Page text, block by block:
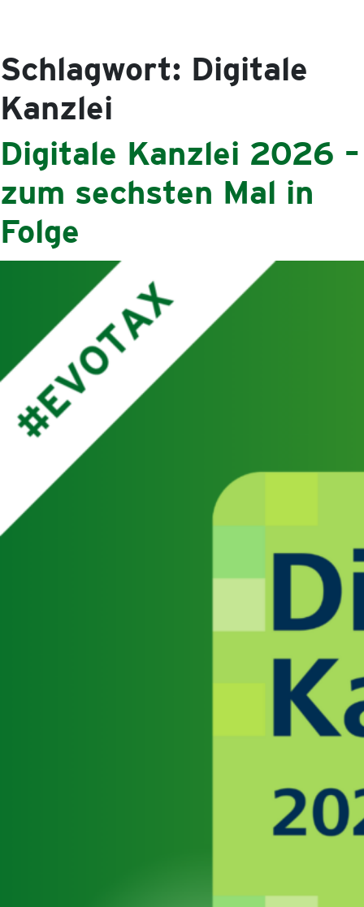
Schlagwort: Digitale
Kanzlei
Digitale Kanzlei 2026 –
zum sechsten Mal in
Folge